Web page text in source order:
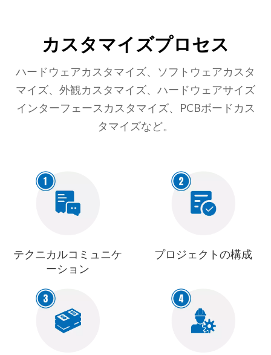
カスタマイズプロセス
ハードウェアカスタマイズ、ソフトウェアカスタ
マイズ、外観カスタマイズ、ハードウェアサイズ
インターフェースカスタマイズ、PCBボードカス
タマイズなど。
テクニカルコミュニケ
ーション
プロジェクトの構成